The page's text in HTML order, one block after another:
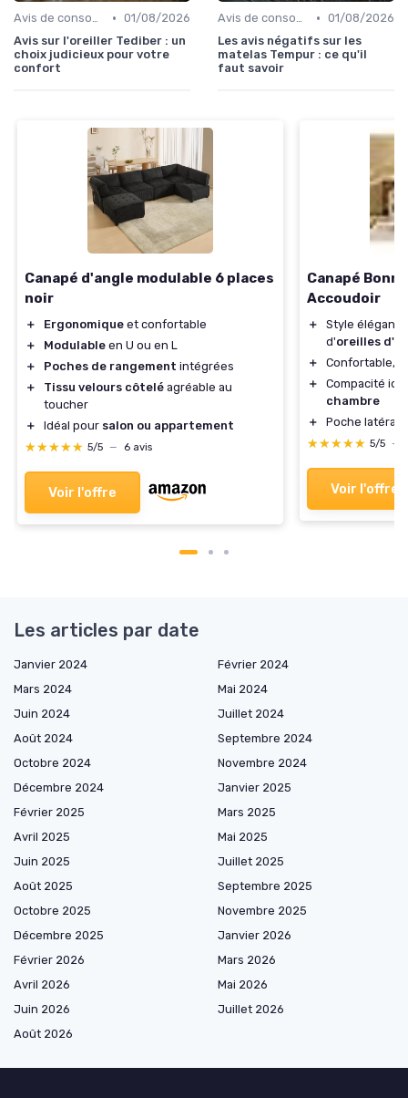
Avis de consommateurs • 01/08/2026
Avis sur l'oreiller Tediber : un
choix judicieux pour votre
confort
Avis de consommateurs • 01/08/2026
Les avis négatifs sur les
matelas Tempur : ce qu'il
faut savoir
Canapé d'angle modulable 6 places
noir
＋ Ergonomique et confortable
＋
Modulable en U ou en L
＋
Poches de rangement intégrées
＋
Tissu velours côtelé agréable au
toucher
＋
Idéal pour salon ou appartement
★★★★★
★★★★★ 5/5 — 6 avis
Voir l'offre
Canapé
Accoudoir
＋
Style élégant
d'oreilles
＋
Confortable,
＋
Compacité
chambre
＋
Poche
★★★★★
★★★★★ 5/5 —
Voir l'offre
Les articles par date
Janvier 2024
Février 2024
Mars 2024
Mai 2024
Juin 2024
Juillet 2024
Août 2024
Septembre 2024
Octobre 2024
Novembre 2024
Décembre 2024
Janvier 2025
Février 2025
Mars 2025
Avril 2025
Mai 2025
Juin 2025
Juillet 2025
Août 2025
Septembre 2025
Octobre 2025
Novembre 2025
Décembre 2025
Janvier 2026
Février 2026
Mars 2026
Avril 2026
Mai 2026
Juin 2026
Juillet 2026
Août 2026